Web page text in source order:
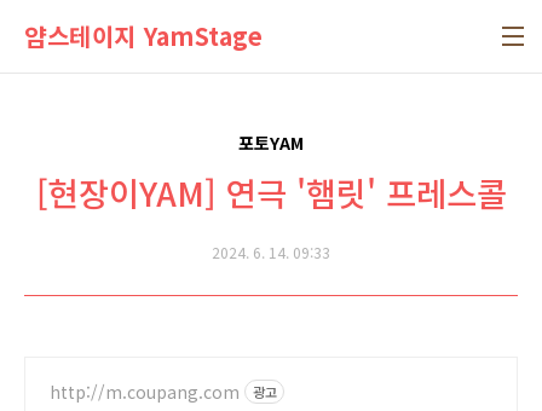
얌스테이지 YamStage
포토YAM
[현장이YAM] 연극 '햄릿' 프레스콜
2024. 6. 14. 09:33
http://m.coupang.com 광고